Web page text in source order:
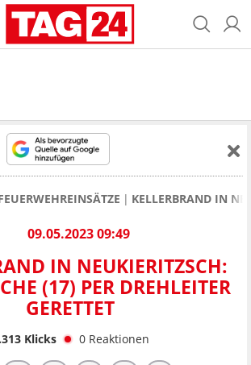
KELLERBRAND IN
09.05.2023 09:49
IN NEUKIERITZSCH:
(17) PER DREHLEITER
GERETTET
Klicks 0 Reaktionen